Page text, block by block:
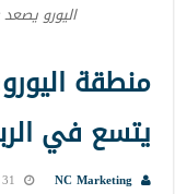
اليورو
منطقة
يتسع في الربع
NC Marketing 31 يناير, 2022 2:11 م